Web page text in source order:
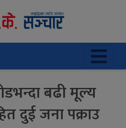
बढी मूल्य
दुई जना पक्राउ